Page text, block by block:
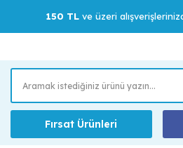
150 TLve üzeri
Fırsat Ürünleri